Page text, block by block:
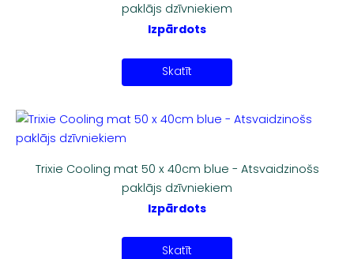
paklājs dzīvniekiem
Izpārdots
Skatīt
Trixie Cooling mat 50 x 40cm blue - Atsvaidzinošs
paklājs dzīvniekiem
Izpārdots
Skatīt